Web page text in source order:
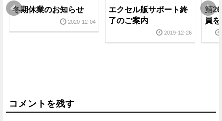
冬期休業のお知らせ
2020-12-04
エクセル版サポート終
了のご案内
2019-12-26
第
員
コメントを残す